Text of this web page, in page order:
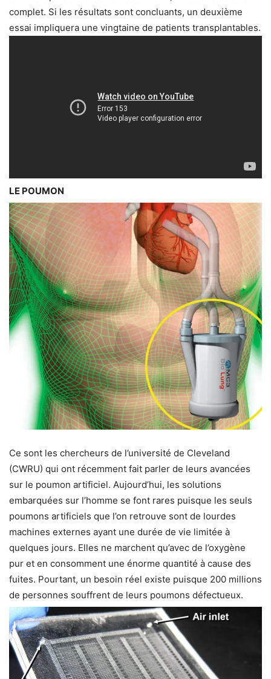
complet. Si les résultats sont concluants, un deuxième
essai impliquera une vingtaine de patients transplantables.
LE POUMON
Ce sont les chercheurs de l’université de Cleveland
(CWRU) qui ont récemment fait parler de leurs avancées
sur le poumon artificiel. Aujourd’hui, les solutions
embarquées sur l’homme se font rares puisque les seuls
poumons artificiels que l’on retrouve sont de lourdes
machines externes ayant une durée de vie limitée à
quelques jours. Elles ne marchent qu’avec de l’oxygène
pur et en consomment une énorme quantité à cause des
fuites. Pourtant, un besoin réel existe puisque 200 millions
de personnes souffrent de leurs poumons défectueux.